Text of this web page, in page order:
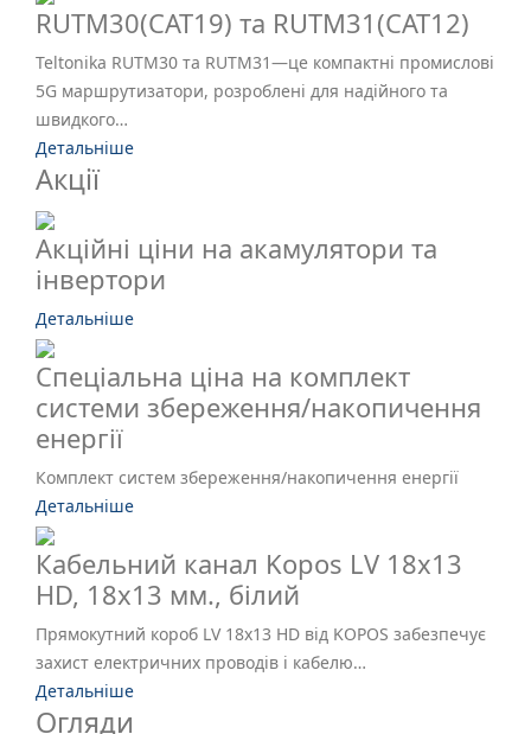
RUTM30(CAT19) та RUTM31(CAT12)
Teltonika RUTM30 та RUTM31—це компактні промислові
5G маршрутизатори, розроблені для надійного та
швидкого…
Детальніше
Акції
Акційні ціни на акамулятори та
інвертори
Детальніше
Спеціальна ціна на комплект
системи збереження/накопичення
енергії
Комплект систем збереження/накопичення енергії
Детальніше
Кабельний канал Kopos LV 18х13
HD, 18х13 мм., білий
Прямокутний короб LV 18x13 HD від KOPOS забезпечує
захист електричних проводів і кабелю…
Детальніше
Огляди